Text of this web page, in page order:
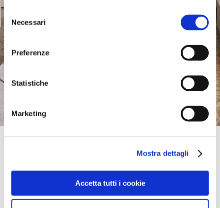
Selezione
del
consenso
Necessari
Preferenze
Statistiche
Marketing
Mostra dettagli
Accetta tutti i cookie
D'Oria Arredi Srl | Alberobello
70011, ALBEROBELLO, BA, Italy
Sunday: Closed
take me here